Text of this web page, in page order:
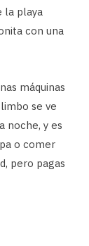
la playa
con una
máquinas
se ve
noche, y es
o comer
pero pagas